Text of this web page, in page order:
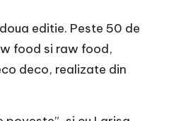
editie. Peste 50 de
food si raw food,
deco, realizate din